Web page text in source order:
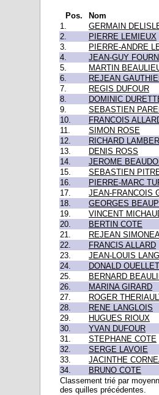
Pos.
Nom
1.
GERMAIN
2.
PIERRE LEMIEUX
3.
PIERRE-ANDRE
4.
JEAN-GUY
5.
MARTIN
6.
REJEAN
7.
REGIS DUFOUR
8.
DOMINIC
9.
SEBASTIEN
10.
FRANCOIS
11.
SIMON ROSE
12.
RICHARD
13.
DENIS ROSS
14.
JEROME
15.
SEBASTIEN
16.
PIERRE-MARC
17.
JEAN-FRANCOIS
18.
GEORGES
19.
VINCENT
20.
BERTIN COTE
21.
REJEAN
22.
FRANCIS ALLARD
23.
JEAN-LOUIS
24.
DONALD OUELLET
25.
BERNARD
26.
MARINA GIRARD
27.
ROGER
28.
RENE LANGLOIS
29.
HUGUES RIOUX
30.
YVAN DUFOUR
31.
STEPHANE COTE
32.
SERGE LAVOIE
33.
JACINTHE
34.
BRUNO COTE
Classement trié par
des quilles précédentes.